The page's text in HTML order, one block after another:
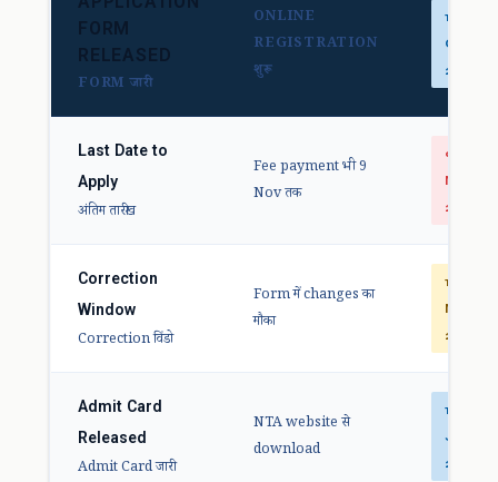
FORM
RELEASED
FORM जारी
ONLINE
REGISTRATION
शुरू
10
OCT
2025
Last Date to
Apply
अंतिम तारीख
Fee payment भी 9
Nov तक
9
Nov
2025
Correction
Window
Correction विंडो
Form में changes का
मौका
12–14
Nov
2025
Admit Card
Released
Admit Card जारी
NTA website से
download
12
Jan
2026